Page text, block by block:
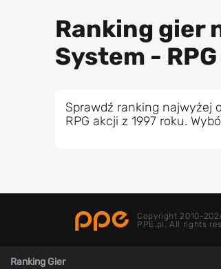
Ranking gier
System -
Sprawdź ranking najwyżej
RPG akcji z 1997 roku.
Copyright 2010-
PPE.pl. All rights
Ranking Gier